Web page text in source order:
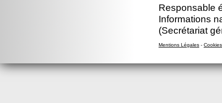
Responsable
Informations
(Secrétariat
Mentions Légales - Cookies